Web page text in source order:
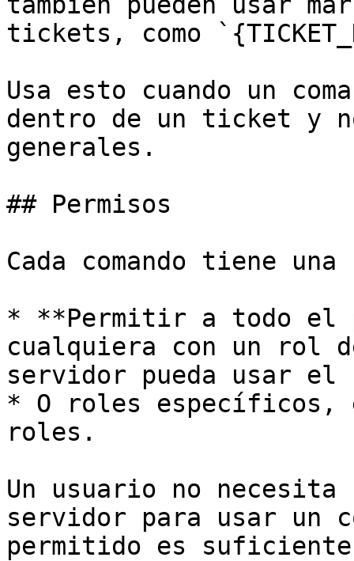
tickets, como
Usa esto cuando un
dentro de un ticket y
generales.
## Permisos
Cada comando tiene
* **Permitir a todo el
cualquiera con un rol
servidor pueda usar el
* O roles específicos,
roles.
Un usuario no
servidor para usar un
permitido es